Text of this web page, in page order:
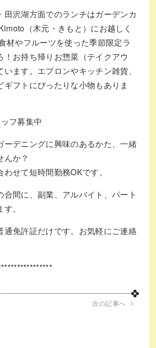
田沢湖方面でのランチはガーデンカ
（木元・きもと）にお越しく
材やフルーツを使った季節限定ラ
！お持ち帰りお惣菜（テイクアウ
います。エプロンやキッチン雑貨、
ギフトにぴったりな小物もありま
フ募集中
ーデニングに興味のあるかた、一緒
んか？
せて短時間勤務OKです。
合間に、副業、アルバイト、パート
。
通免許証だけです。お気軽にご連絡
次の記事へ